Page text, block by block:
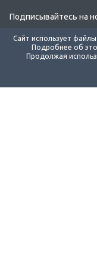
Подписывайтесь на
Компания
Сайт использует
Подробнее об
Продолжая